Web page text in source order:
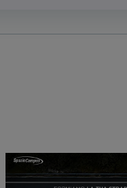
Sedi e Recapiti
News ed Eventi